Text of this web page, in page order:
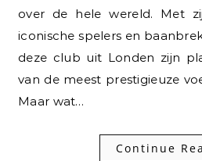
over de hele wereld. Met
iconische spelers en
deze club uit Londen zijn
van de meest prestigieuze
Maar wat…
Continue